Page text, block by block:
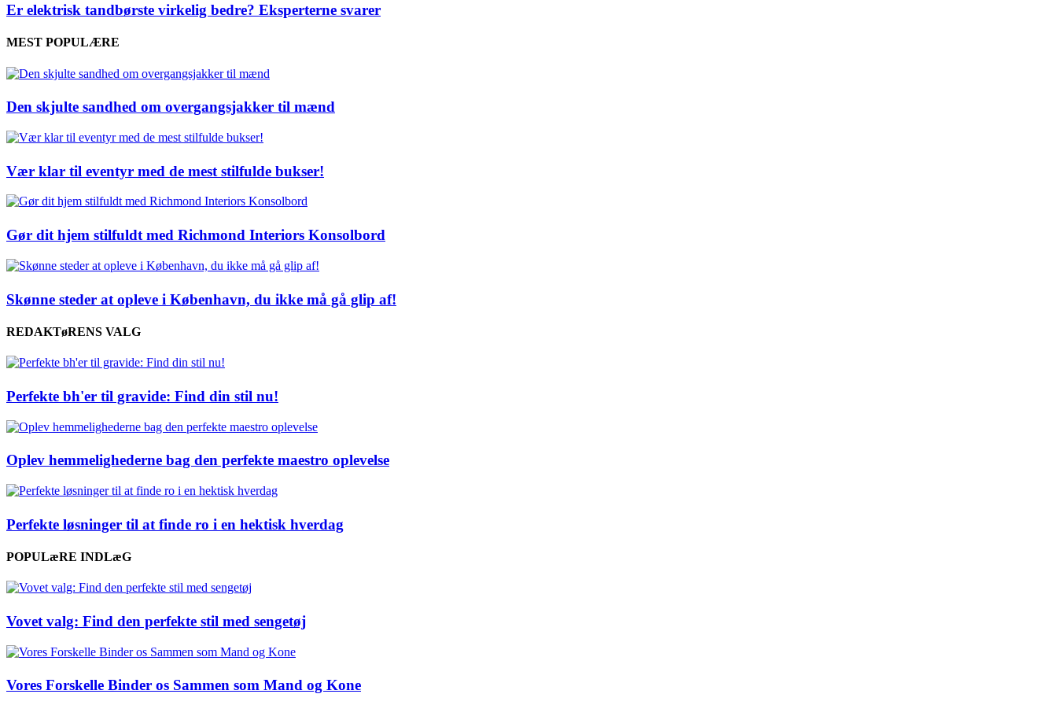
Er elektrisk tandbørste virkelig bedre? Eksperterne svarer
MEST POPULÆRE
Den skjulte sandhed om overgangsjakker til mænd
Vær klar til eventyr med de mest stilfulde bukser!
Gør dit hjem stilfuldt med Richmond Interiors Konsolbord
Skønne steder at opleve i København, du ikke må gå glip af!
REDAKTøRENS VALG
Perfekte bh'er til gravide: Find din stil nu!
Oplev hemmelighederne bag den perfekte maestro oplevelse
Perfekte løsninger til at finde ro i en hektisk hverdag
POPULæRE INDLæG
Vovet valg: Find den perfekte stil med sengetøj
Vores Forskelle Binder os Sammen som Mand og Kone